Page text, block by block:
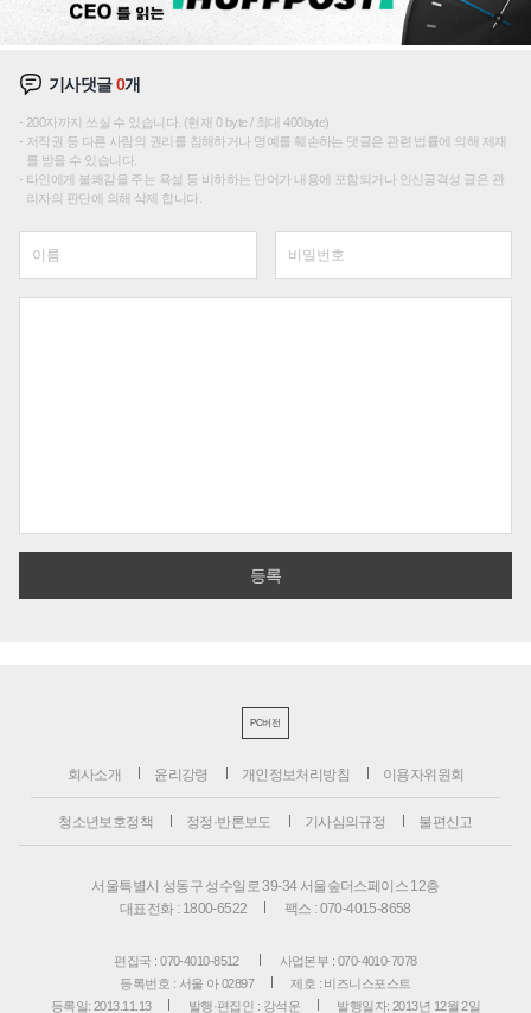
기사댓글0개
200자까지 쓰실 수 있습니다. (현재 0 byte / 최대 400byte)
저작권 등 다른 사람의 권리를 침해하거나 명예를 훼손하는 댓글은 관련 법률에 의해 제재
를 받을 수 있습니다.
타인에게 불쾌감을 주는 욕설 등 비하하는 단어가 내용에 포함되거나 인신공격성 글은 관
리자의 판단에 의해 삭제 합니다.
PC버전
회사소개 윤리강령 개인정보처리방침 이용자위원회
청소년보호정책 정정·반론보도 기사심의규정 불편신고
서울특별시 성동구 성수일로 39-34 서울숲더스페이스 12층
대표전화 : 1800-6522
팩스 : 070-4015-8658
편집국 : 070-4010-8512
사업본부 : 070-4010-7078
등록번호 : 서울 아 02897
제호 : 비즈니스포스트
등록일: 2013.11.13
발행·편집인 : 강석운 발행일자: 2013년 12월 2일